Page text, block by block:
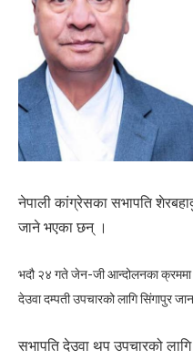
नेपाली कांग्रेसका सभापति
जाने भएका छन् ।
भदौ २४ गते जेन-जी आन्दोलनका क्रममा
देउवा दम्पती उपचारको लागि सिंगापुर
सभापति देउवा थप उपचारको